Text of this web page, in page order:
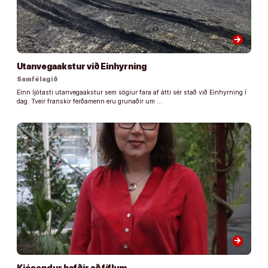
arrow_forward
Utanvegaakstur við Einhyrning
Samfélagið
Einn ljótasti utanvegaakstur sem sögiur fara af átti sér stað við Einhyrning í
dag. Tveir franskir ferðamenn eru grunaðir um …
arrow_forward